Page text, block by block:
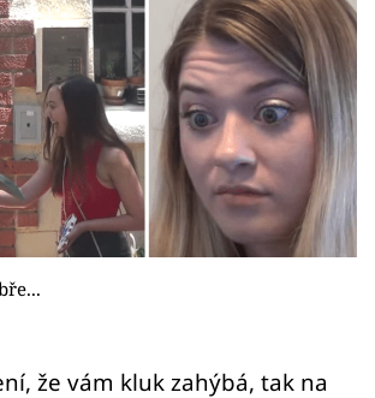
že vám kluk zahýbá, tak na